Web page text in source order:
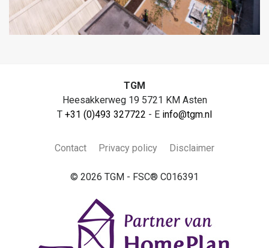
TGM
Heesakkerweg 19 5721 KM Asten
T +31 (0)493 327722 - E info@tgm.nl
Contact Privacy policy Disclaimer
© 2026 TGM - FSC® C016391